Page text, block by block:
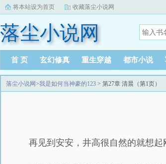
将本站设为首页 收藏落尘小说网
落尘小说网
首 页 玄幻修真 重生穿越 都市小说
落尘小说网>我是如何当神豪的123 > 第27章 清晨（第1页）
再见到安安，井高很自然的就想起